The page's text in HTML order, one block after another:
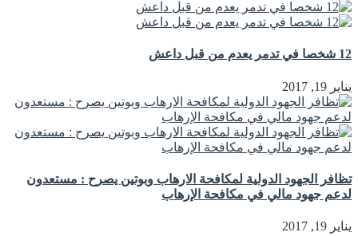
12 شخصا في تدمر يعدم من قبل داعش
يناير 19, 2017
تظافر الجهود الدولية لمكافحة الارهاب وبوتين يصرح : مستعدون
لدعم جهود مالي في مكافحة الإرهاب
يناير 19, 2017